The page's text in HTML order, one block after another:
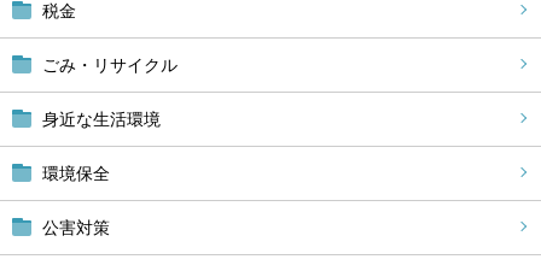
税金
ごみ・リサイクル
身近な生活環境
環境保全
公害対策